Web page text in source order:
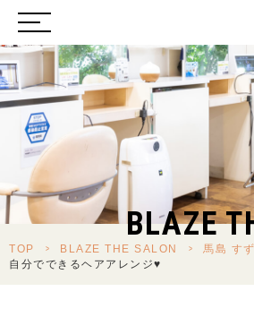
BLAZE
TOP > BLAZE THE SALON > 馬島 す
自分でできるヘアアレンジ♥